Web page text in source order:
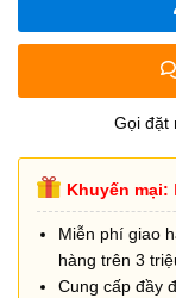
Gọi đặt
Khuyến mại:
Miễn phí giao
hàng trên 3
Cung cấp đầy